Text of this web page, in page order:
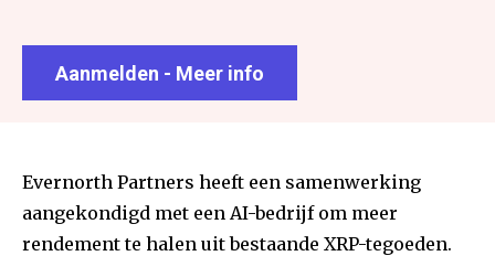
Aanmelden - Meer info
Evernorth Partners heeft een samenwerking
aangekondigd met een AI-bedrijf om meer
rendement te halen uit bestaande XRP-tegoeden.